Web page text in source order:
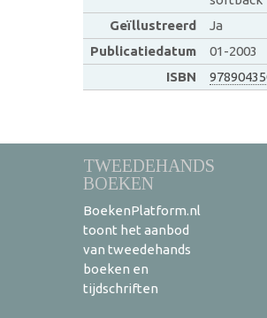
Geïllustreerd
Ja
Publicatiedatum
01-2003
ISBN
TWEEDEHANDS
BOEKEN
BoekenPlatform.nl
toont het aanbod
van tweedehands
boeken en
tijdschriften